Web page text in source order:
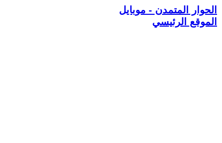
الحوار المتمدن - موبايل
الموقع الرئيسي